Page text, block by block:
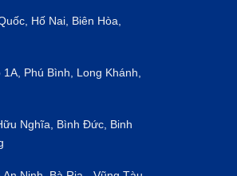
Hố Nai, Biên Hòa,
Phú Bình, Long Khánh,
Nghĩa, Bình Đức, Binh